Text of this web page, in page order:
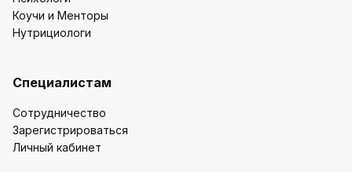
Коучи и Менторы
Нутрициологи
Специалистам
Сотрудничество
Зарегистрироваться
Личный кабинет